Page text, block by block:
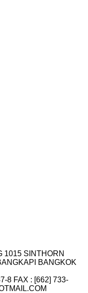
1015 SINTHORN
BANGKOK
8 FAX : [662] 733-